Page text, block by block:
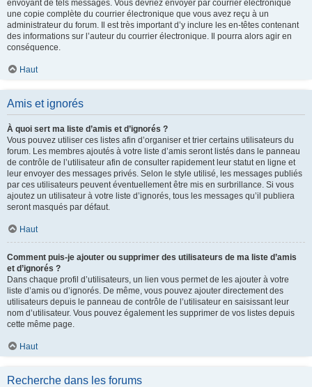
envoyant de tels messages. Vous devriez envoyer par courrier électronique
une copie complète du courrier électronique que vous avez reçu à un
administrateur du forum. Il est très important d’y inclure les en-têtes contenant
des informations sur l’auteur du courrier électronique. Il pourra alors agir en
conséquence.
Haut
Amis et ignorés
À quoi sert ma liste d’amis et d’ignorés ?
Vous pouvez utiliser ces listes afin d’organiser et trier certains utilisateurs du
forum. Les membres ajoutés à votre liste d’amis seront listés dans le panneau
de contrôle de l’utilisateur afin de consulter rapidement leur statut en ligne et
leur envoyer des messages privés. Selon le style utilisé, les messages publiés
par ces utilisateurs peuvent éventuellement être mis en surbrillance. Si vous
ajoutez un utilisateur à votre liste d’ignorés, tous les messages qu’il publiera
seront masqués par défaut.
Haut
Comment puis-je ajouter ou supprimer des utilisateurs de ma liste d’amis
et d’ignorés ?
Dans chaque profil d’utilisateurs, un lien vous permet de les ajouter à votre
liste d’amis ou d’ignorés. De même, vous pouvez ajouter directement des
utilisateurs depuis le panneau de contrôle de l’utilisateur en saisissant leur
nom d’utilisateur. Vous pouvez également les supprimer de vos listes depuis
cette même page.
Haut
Recherche dans les forums